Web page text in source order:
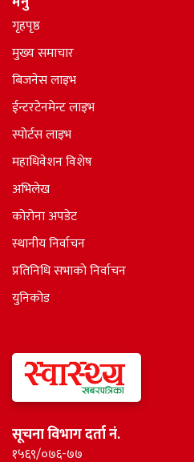
गृहपृष्ठ
मुख्य समाचार
बिजनेस लाइभ
ईन्टरटेनमेन्ट लाइभ
स्पोर्टस लाइभ
महाधिवेशन विशेष
अभिलेख
कोरोना अपडेट
स्थानीय निर्वाचन
प्रतिनिधि सभाकाे निर्वाचन
युनिकोड
सूचना विभाग दर्ता नं.
१५६९/०७६-७७